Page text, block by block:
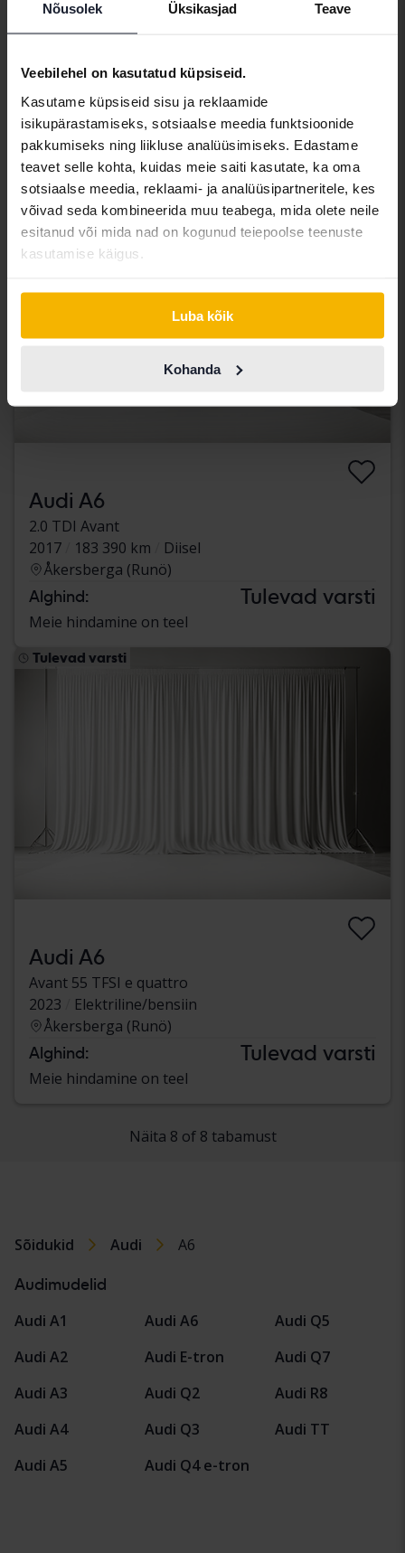
Nõusolek Üksikasjad Teave
Veebilehel on kasutatud küpsiseid.
Kasutame küpsiseid sisu ja reklaamide
isikupärastamiseks, sotsiaalse meedia funktsioonide
pakkumiseks ning liikluse analüüsimiseks. Edastame
teavet selle kohta, kuidas meie saiti kasutate, ka oma
sotsiaalse meedia, reklaami- ja analüüsipartneritele, kes
võivad seda kombineerida muu teabega, mida olete neile
esitanud või mida nad on kogunud teiepoolse teenuste
kasutamise käigus.
Luba kõik
Kohanda
Audi A6
Sedan 45 TFSI quattro
Linköping (Jägarvallen)
Alghind: Tulevad varsti
Meie hindamine on teel
Audi A6
2.0 TDI Avant
2017
183 390 km
Diisel
Åkersberga (Runö)
Alghind: Tulevad varsti
Meie hindamine on teel
Tulevad varsti
Audi A6
Avant 55 TFSI e quattro
2023
Elektriline/bensiin
Åkersberga (Runö)
Alghind: Tulevad varsti
Meie hindamine on teel
Näita 8 of 8 tabamust
Sõidukid Audi A6
Audimudelid
Audi A1
Audi A2
Audi A3
Audi A4
Audi A5
Audi A6
Audi E-tron
Audi Q2
Audi Q3
Audi Q4 e-tron
Audi Q5
Audi Q7
Audi R8
Audi TT